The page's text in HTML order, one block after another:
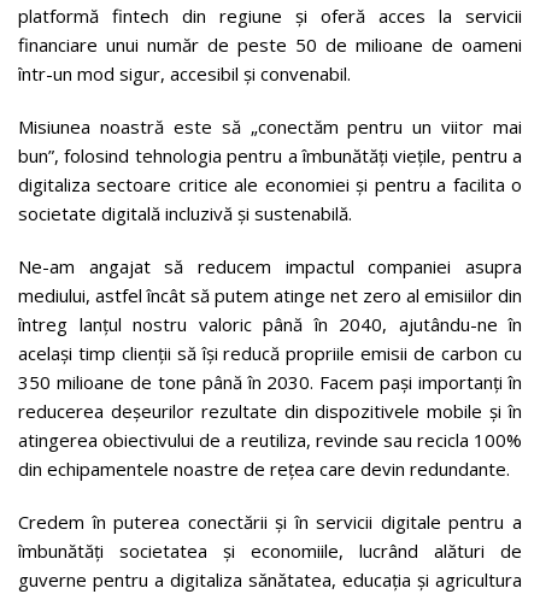
platformă fintech din regiune și oferă acces la servicii
financiare unui număr de peste 50 de milioane de oameni
într-un mod sigur, accesibil și convenabil.
Misiunea noastră este să „conectăm pentru un viitor mai
bun”, folosind tehnologia pentru a îmbunătăți viețile, pentru a
digitaliza sectoare critice ale economiei și pentru a facilita o
societate digitală incluzivă și sustenabilă.
Ne-am angajat să reducem impactul companiei asupra
mediului, astfel încât să putem atinge net zero al emisiilor din
întreg lanțul nostru valoric până în 2040, ajutându-ne în
același timp clienții să își reducă propriile emisii de carbon cu
350 milioane de tone până în 2030. Facem pași importanți în
reducerea deșeurilor rezultate din dispozitivele mobile și în
atingerea obiectivului de a reutiliza, revinde sau recicla 100%
din echipamentele noastre de rețea care devin redundante.
Credem în puterea conectării și în servicii digitale pentru a
îmbunătăți societatea și economiile, lucrând alături de
guverne pentru a digitaliza sănătatea, educația și agricultura